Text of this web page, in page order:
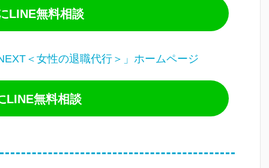
LINE無料相談
＜女性の退職代行＞」ホームページ
LINE無料相談